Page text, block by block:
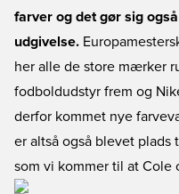
farver og det gør sig
udgivelse.
her alle de store mærker
fodboldudstyr frem og
derfor kommet nye
er altså også blevet plads
som vi kommer til at Cole